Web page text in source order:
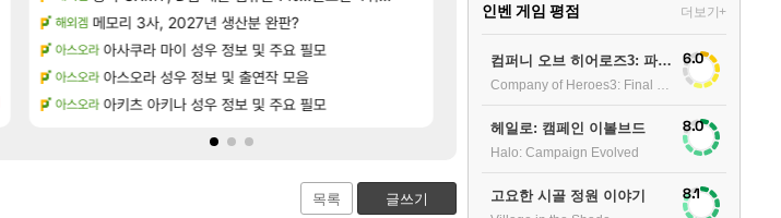
오버워치 D.mon 스킬셋 나왔다 [5]
리니지M 주말패키지 결과..... [5]
와우 결국 돌고 돌아 와우 [29]
SOL 영웅무기도안 제작 질문
오버워치 D.mon 스킬셋 특전 공개
[3]
로아
유물칭호 따왔습니다
메이플
아이고... 길드내에서 쿠데타 일어났네
해외겜 메모리 3사, 2027년 생산분 완판?
아스오라 아사쿠라 마이 성우 정보 및 주요 필모
아스오라 아스오라 성우 정보 및 출연작 모음
아스오라 아키츠 아키나 성우 정보 및 주요 필모
GTA6 8월 28일 넷플릭스에서 예고편 공개 예정
비스트 모든 바우에라 업그레이드 아이템 획득 위치
아스오라 카가미하라 하루 성우 정보 및 주요 필모
목록 글쓰기
인벤 게임 평점 더보기+
컴퍼니 오브 히어로즈3: 파이널 스탠드 6.0
헤일로: 캠페인 이볼브드
Halo: Campaign Evolved
8.0
고요한 시골 정원 이야기 8.1